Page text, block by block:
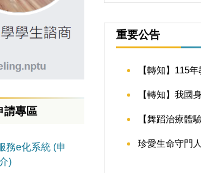
請專區
務e化系統 (申
)
重要公告
【轉知】115
【轉知】我國
【舞蹈治療體
珍愛生命守門